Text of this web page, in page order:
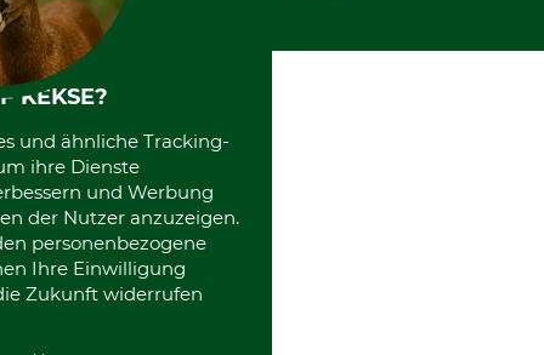
KEKSE?
und ähnliche Tracking-
ihre Dienste
und Werbung
der Nutzer anzuzeigen.
personenbezogene
Ihre Einwilligung
Zukunft widerrufen